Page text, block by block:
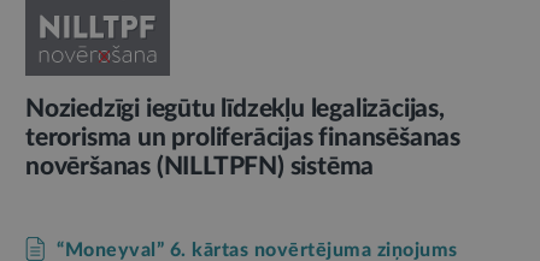
Noziedzīgi iegūtu līdzekļu legalizācijas,
terorisma un proliferācijas finansēšanas
novēršanas (NILLTPFN) sistēma
“Moneyval” 6. kārtas novērtējuma ziņojums